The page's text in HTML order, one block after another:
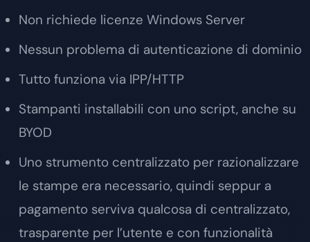
Non richiede licenze Windows Server
Nessun problema di autenticazione di dominio
Tutto funziona via IPP/HTTP
Stampanti installabili con uno script, anche su
BYOD
Uno strumento centralizzato per razionalizzare
le stampe era necessario, quindi seppur a
pagamento serviva qualcosa di centralizzato,
trasparente per l’utente e con funzionalità